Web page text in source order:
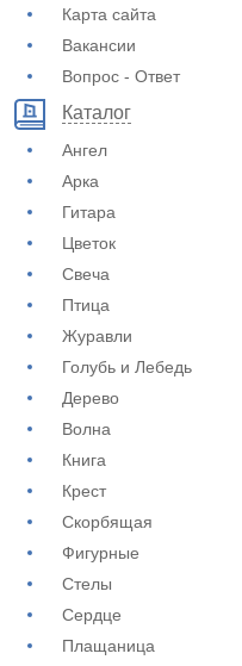
Карта сайта
Вакансии
Вопрос - Ответ
Каталог
Ангел
Арка
Гитара
Цветок
Свеча
Птица
Журавли
Голубь и Лебедь
Дерево
Волна
Книга
Крест
Скорбящая
Фигурные
Стелы
Сердце
Плащаница